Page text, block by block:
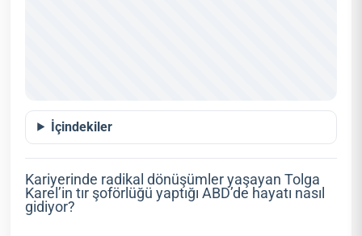
İçindekiler
Kariyerinde radikal dönüşümler yaşayan Tolga
Karel’in tır şoförlüğü yaptığı ABD’de hayatı nasıl
gidiyor?